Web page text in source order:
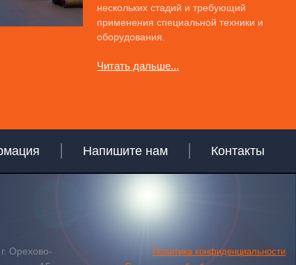
нескольких стадий и требующий
применения специальной техники и
оборудования.
Читать дальше...
Напишите нам Контакты
г. Орехово-
Политика конфиденциальности